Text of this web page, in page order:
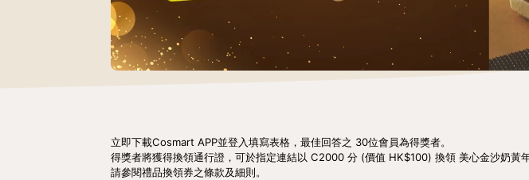
立即下載Cosmart APP並登入填寫表格，最佳回答之 30位會員為得獎者。
得獎者將獲得換領通行證，可於指定連結以 C2000 分 (價值 HK$100) 換領 美心金沙奶
請參閱禮品換領券之條款及細則。